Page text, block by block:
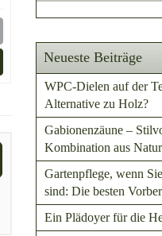
Neueste Beiträge
WPC-Dielen auf der
Alternative zu Holz?
Gabionenzäune –
Kombination aus
Gartenpflege, wenn
sind: Die besten
Ein Plädoyer für die